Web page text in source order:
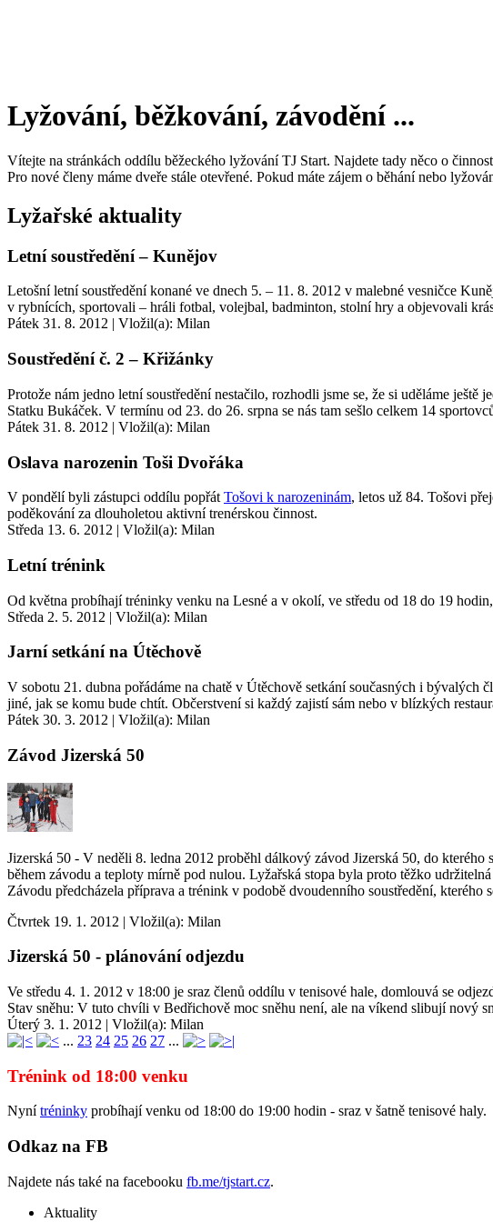
Lyžování, běžkování, závodění ...
Vítejte na stránkách oddílu běžeckého lyžování TJ Start. Najdete tady něco o
Pro nové členy máme dveře stále otevřené. Pokud máte zájem o běhání nebo
Lyžařské aktuality
Letní soustředění – Kunějov
Letošní letní soustředění konané ve dnech 5. – 11. 8. 2012 v malebné vesničce
v rybnících, sportovali – hráli fotbal, volejbal, badminton, stolní hry a objevovali
Pátek 31. 8. 2012 | Vložil(a): Milan
Soustředění č. 2 – Křižánky
Protože nám jedno letní soustředění nestačilo, rozhodli jsme se, že si uděláme
Statku Bukáček. V termínu od 23. do 26. srpna se nás tam sešlo celkem 14
Pátek 31. 8. 2012 | Vložil(a): Milan
Oslava narozenin Toši Dvořáka
V pondělí byli zástupci oddílu popřát Tošovi k narozeninám, letos už 84. Tošovi
poděkování za dlouholetou aktivní trenérskou činnost.
Středa 13. 6. 2012 | Vložil(a): Milan
Letní trénink
Od května probíhajítréninky venku na Lesné a v okolí, ve středu od 18 do 19
Středa 2. 5. 2012 | Vložil(a): Milan
Jarní setkání na Útěchově
V sobotu 21. dubna pořádáme na chatě v Útěchově setkání současných i bývalých
jiné, jak se komu bude chtít. Občerstvení si každý zajistí sám nebo v blízkých
Pátek 30. 3. 2012 | Vložil(a): Milan
Závod Jizerská 50
Jizerská 50 - V neděli 8. ledna 2012 proběhl dálkový závod Jizerská 50, do
během závodu a teploty mírně pod nulou. Lyžařská stopa byla proto těžko
Závodu předcházela příprava a trénink v podobě dvoudenního soustředění,
Čtvrtek 19. 1. 2012 | Vložil(a): Milan
Jizerská 50 - plánování odjezdu
Ve středu 4. 1. 2012 v 18:00 je sraz členů oddílu v tenisové hale, domlouvá se
Stav sněhu: V tuto chvíli v Bedřichově moc sněhu není, ale na víkend slibují nový
Úterý 3. 1. 2012 | Vložil(a): Milan
... 23 24 25 26 27 ...
Trénink od 18:00 venku
Nyní tréninky probíhají venku od 18:00 do 19:00 hodin - sraz v šatně tenisové haly.
Odkaz na FB
Najdete nás také na facebooku fb.me/tjstart.cz.
Aktuality